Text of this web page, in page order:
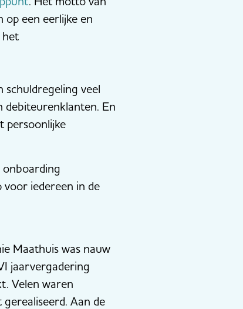
op een eerlijke en
het
schuldregeling veel
debiteurenklanten. En
persoonlijke
onboarding
iedereen in de
Maathuis was nauw
jaarvergadering
Velen waren
Aan de